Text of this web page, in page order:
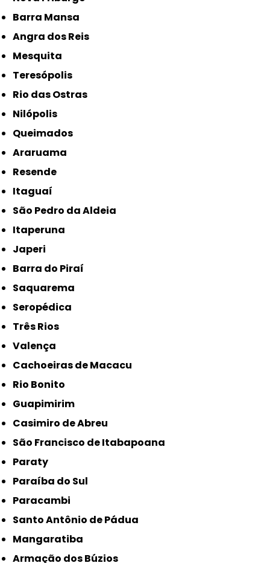
Barra Mansa
Angra dos Reis
Mesquita
Teresópolis
Rio das Ostras
Nilópolis
Queimados
Araruama
Resende
Itaguaí
São Pedro da Aldeia
Itaperuna
Japeri
Barra do Piraí
Saquarema
Seropédica
Três Rios
Valença
Cachoeiras de Macacu
Rio Bonito
Guapimirim
Casimiro de Abreu
São Francisco de Itabapoana
Paraty
Paraíba do Sul
Paracambi
Santo Antônio de Pádua
Mangaratiba
Armação dos Búzios